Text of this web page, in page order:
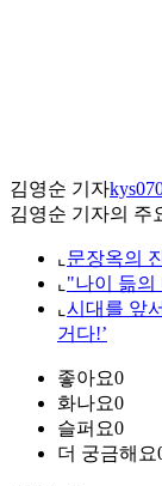
김영순 기자
김영순 기자의 주
⌞ 문장옥의
⌞ "나이 듦의
⌞ 시대를 앞
거다!’
좋아요0
화나요0
슬퍼요0
더 궁금해요